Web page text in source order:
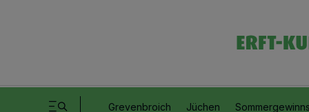
Grevenbroich Jüchen